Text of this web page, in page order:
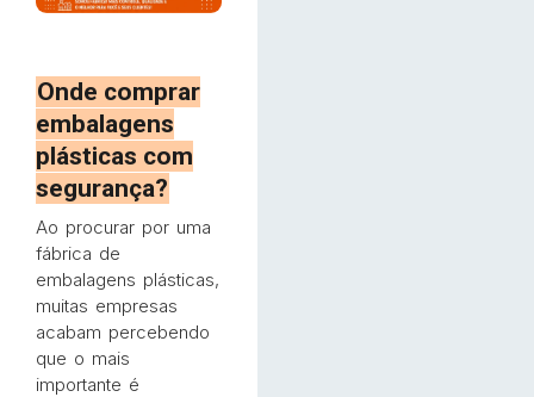
Onde comprar
embalagens
plásticas com
segurança?
Ao procurar por uma
fábrica de
embalagens plásticas,
muitas empresas
acabam percebendo
que o mais
importante é